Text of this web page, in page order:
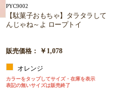
PYC9002
【駄菓子おもちゃ】タラタラして
んじゃね～よ ロープトイ
販売価格： ￥1,078
オレンジ
カラーをタップしてサイズ・在庫を表示
表記の無いサイズは販売終了